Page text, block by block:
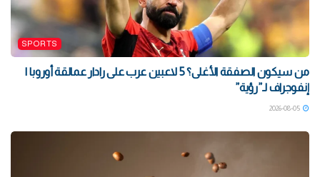
SPORTS
من سيكون الصفقة الأغلى؟ 5 لاعبين عرب على رادار عمالقة أوروبا |
إنفوجراف لـ”رؤية”